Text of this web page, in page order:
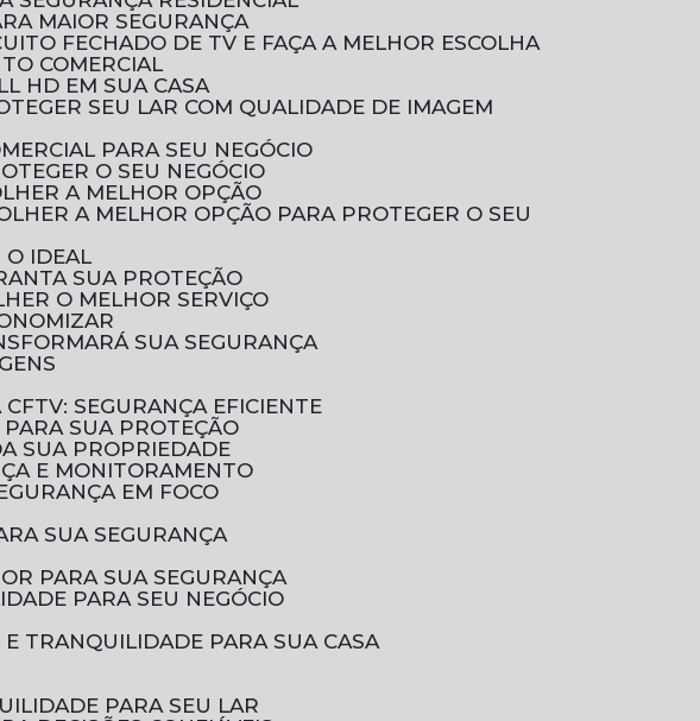
MAIOR SEGURANÇA
FECHADO DE TV E FAÇA A MELHOR ESCOLHA
COMERCIAL
HD EM SUA CASA
PARA SEU NEGÓCIO
O SEU NEGÓCIO
A MELHOR OPÇÃO
O IDEAL
SUA PROTEÇÃO
O MELHOR SERVIÇO
SUA SEGURANÇA
CFTV: SEGURANÇA EFICIENTE
PARA SUA PROTEÇÃO
SUA PROPRIEDADE
E MONITORAMENTO
EM FOCO
SUA SEGURANÇA
PARA SUA SEGURANÇA
PARA SEU NEGÓCIO
TRANQUILIDADE PARA SUA CASA
PARA SEU LAR